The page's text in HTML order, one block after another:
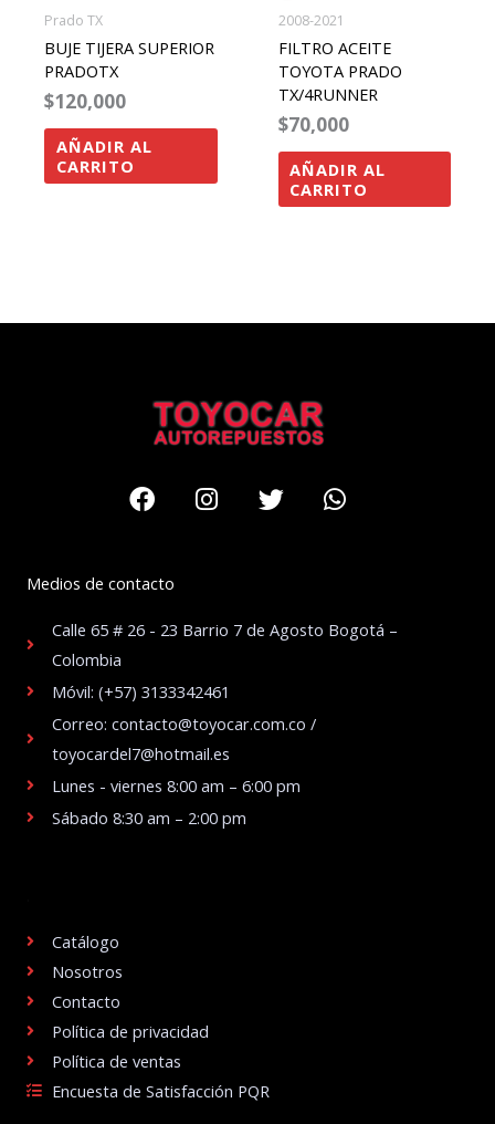
Prado TX
BUJE TIJERA SUPERIOR
PRADOTX
$120,000
AÑADIR AL
CARRITO
2008-2021
FILTRO ACEITE
TOYOTA PRADO
TX/4RUNNER
$70,000
AÑADIR AL
CARRITO
FacebookInstagram
TwitterWhatsapp
Medios de contacto
Calle 65 # 26 - 23 Barrio 7 de Agosto Bogotá –
Colombia
Móvil: (+57) 3133342461
Correo: contacto@toyocar.com.co /
toyocardel7@hotmail.es
Lunes - viernes 8:00 am – 6:00 pm
Sábado 8:30 am – 2:00 pm
Catálogo
Nosotros
Contacto
Política de privacidad
Política de ventas
Encuesta de Satisfacción PQR